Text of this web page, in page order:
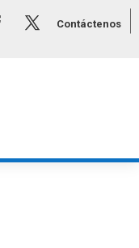
Contáctenos